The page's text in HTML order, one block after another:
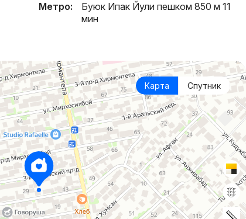
Метро:
Буюк Ипак Йули пешком 850 м 11
мин
Карта Спутник